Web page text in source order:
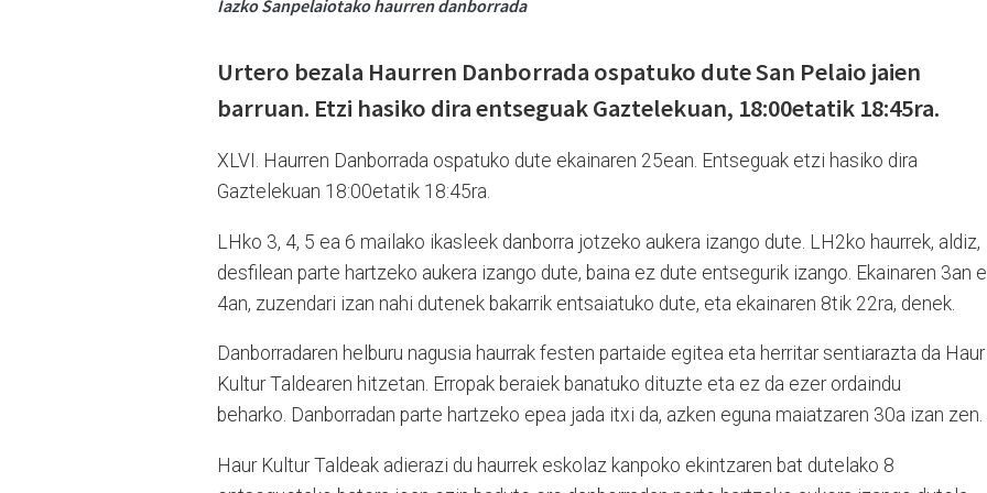
Iazko Sanpelaiotako haurren danborrada
Urtero bezala Haurren Danborrada ospatuko dute San Pelaio jaien
barruan. Etzi hasiko dira entseguak Gaztelekuan, 18:00etatik 18:45ra.
XLVI. Haurren Danborrada ospatuko dute ekainaren 25ean. Entseguak etzi hasiko dira
Gaztelekuan 18:00etatik 18:45ra.
LHko 3, 4, 5 ea 6 mailako ikasleek danborra jotzeko aukera izango dute. LH2ko haurrek, aldiz,
desfilean parte hartzeko aukera izango dute, baina ez dute entsegurik izango. Ekainaren 3an
4an, zuzendari izan nahi dutenek bakarrik entsaiatuko dute, eta ekainaren 8tik 22ra, denek.
Danborradaren helburu nagusia haurrak festen partaide egitea eta herritar sentiarazta da Haur
Kultur Taldearen hitzetan. Erropak beraiek banatuko dituzte eta ez da ezer ordaindu
beharko. Danborradan parte hartzeko epea jada itxi da, azken eguna maiatzaren 30a izan zen.
Haur Kultur Taldeak adierazi du haurrek eskolaz kanpoko ekintzaren bat dutelako 8